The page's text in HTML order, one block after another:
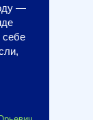
—
себе